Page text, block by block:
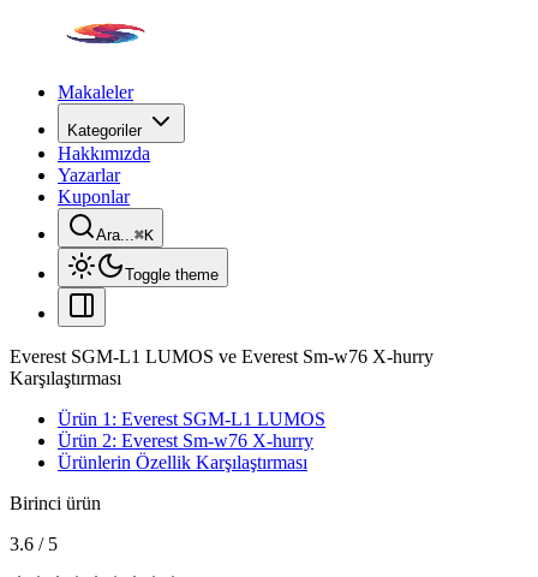
Makaleler
Kategoriler
Hakkımızda
Yazarlar
Kuponlar
Ara...⌘K
Toggle theme
Everest SGM-L1 LUMOS ve Everest Sm-w76 X-hurry
Karşılaştırması
Ürün 1: Everest SGM-L1 LUMOS
Ürün 2: Everest Sm-w76 X-hurry
Ürünlerin Özellik Karşılaştırması
Birinci ürün
3.6 / 5